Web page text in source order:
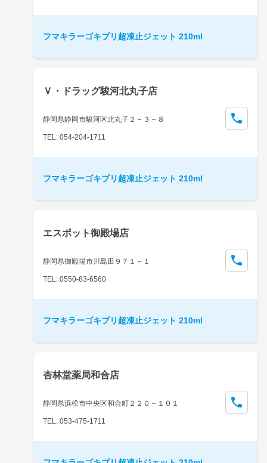
フマキラーゴキブリ超凍止ジェット 210ml
Ｖ・ドラッグ駿河北丸子店
静岡県静岡市駿河区北丸子２－３－８
TEL: 054-204-1711
フマキラーゴキブリ超凍止ジェット 210ml
エスポット御殿場店
静岡県御殿場市川島田９７１－１
TEL: 0550-83-6560
フマキラーゴキブリ超凍止ジェット 210ml
杏林堂薬局和合店
静岡県浜松市中央区和合町２２０－１０１
TEL: 053-475-1711